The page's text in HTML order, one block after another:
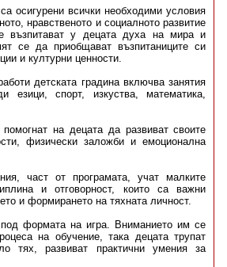
осигурени всички необходими условия
нравственото и социалното развитие
възпитават у децата духа на мира и
се да приобщават възпитаниците си
и културни ценности.
детската градина включва занятия
езици, спорт, изкуства, математика,
на децата да развиват своите
физически заложби и емоционална
част от програмата, учат малките
и отговорност, които са важни
и формирането на тяхната личност.
формата на игра. Вниманието им се
на обучение, така децата трупат
тях, развиват практични умения за